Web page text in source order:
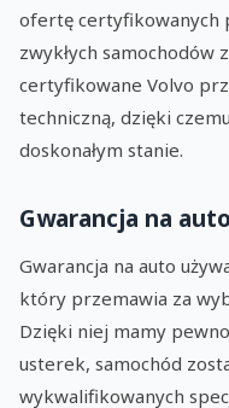
ofertę certyfikowanych
zwykłych samochodów
certyfikowane Volvo
techniczną, dzięki
doskonałym stanie.
Gwarancja na
Gwarancja na auto
który przemawia za
Dzięki niej mamy
usterek, samochód
wykwalifikowanych